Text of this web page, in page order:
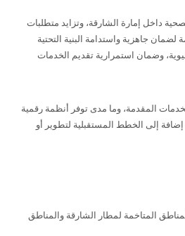
داخل إمارة الشارقة، وتزايد متطلبات
جاهزية واستدامة البنية التحتية
وضمان استمرارية تقديم الخدمات
المقدمة، وما مدى توفر أنظمة رقمية
إلى الخطط المستقبلية لتطوير أو
المتاخمة لمطار الشارقة والمناطق